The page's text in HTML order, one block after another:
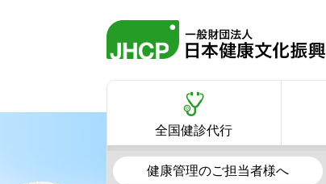
全国健診代行
健康管理のご担当者様へ